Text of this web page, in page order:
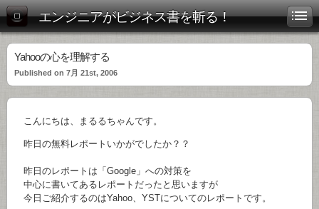
エンジニアがビジネス書を斬る！
Yahooの心を理解する
Published on 7月 21st, 2006
こんにちは、まるるちゃんです。
昨日の無料レポートいかがでしたか？？
昨日のレポートは「Google」への対策を
中心に書いてあるレポートだったと思いますが
今日ご紹介するのはYahoo、YSTについてのレポートです。